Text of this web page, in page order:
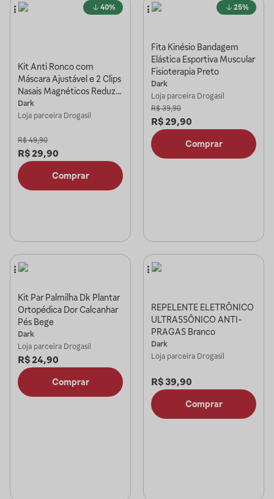
40%
Kit Anti Ronco com
Máscara Ajustável e 2 Clips
Nasais Magnéticos Reduz
Ronco e Melhora o Sono
Dark
Loja parceira Drogasil
R$ 49,90
R$ 29,90
Comprar
25%
Fita Kinésio Bandagem
Elástica Esportiva Muscular
Fisioterapia Preto
Dark
Loja parceira Drogasil
R$ 39,90
R$ 29,90
Comprar
Kit Par Palmilha Dk Plantar
Ortopédica Dor Calcanhar
Pés Bege
Dark
Loja parceira Drogasil
R$ 24,90
Comprar
REPELENTE ELETRÔNICO
ULTRASSÔNICO ANTI-
PRAGAS Branco
Dark
Loja parceira Drogasil
R$39,90
Comprar